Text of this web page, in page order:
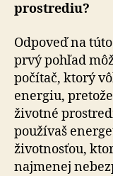
pro­stre­diu?
Odpoveď na
prvý pohľad
počítač, ktorý
energiu,
životné
používaš
životnosťou,
najmenej